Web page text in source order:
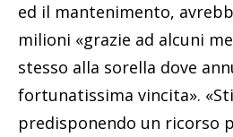
ed il mantenimento,
milioni «grazie ad alcuni
stesso alla sorella dove
fortunatissima vincita».
predisponendo un ricorso